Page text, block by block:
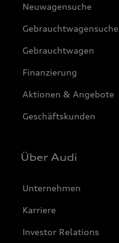
Neuwagensuche
Gebrauchtwagensuche
Gebrauchtwagen
Finanzierung
Aktionen & Angebote
Geschäftskunden
Über Audi
Unternehmen
Karriere
Investor Relations